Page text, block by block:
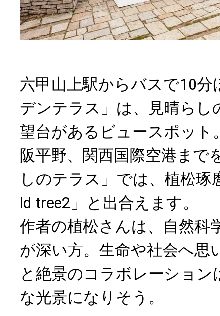
六甲山上駅からバスで10分
デンテラス」は、見晴らし
望台があるビュースポット
阪平野、関西国際空港まで
しのテラス」では、植松琢
ld tree2」と出合えます。
作者の植松さんは、自然科
が深い方。生命や社会へ思
と絶景のコラボレーション
な光景になりそう。